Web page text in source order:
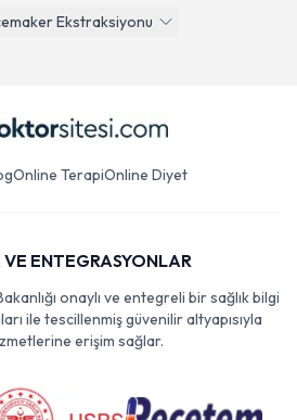
Ekstraksiyonu
Online TerapiOnline Diyet
VE ENTEGRASYONLAR
onaylı ve entegreli bir sağlık bilgi
ile tescillenmiş güvenilir altyapısıyla
erişim sağlar.